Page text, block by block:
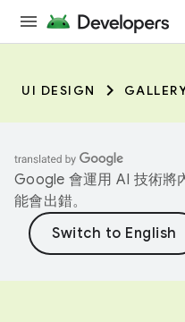
UI DESIGN
Google 會運用 AI 技術將
能會出錯。